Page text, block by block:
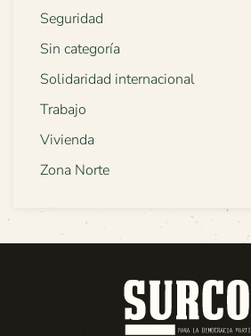
Seguridad
Sin categoría
Solidaridad internacional
Trabajo
Vivienda
Zona Norte